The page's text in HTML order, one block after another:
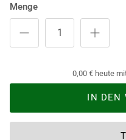
Menge
0,00 € heute
IN DEN